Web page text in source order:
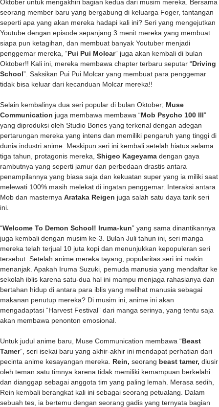
Oktober untuk mengakhiri bagian kedua dari musim mereka. Bersama
seorang member baru yang bergabung di keluarga Foger, tantangan
seperti apa yang akan mereka hadapi kali ini? Seri yang mengejutkan
Youtube dengan episode sepanjang 3 menit mereka yang membuat
siapa pun ketagihan, dan membuat banyak Youtuber menjadi
penggemar mereka, “Pui Pui Molcar” juga akan kembali di bulan
Oktober!! Kali ini, mereka membawa chapter terbaru seputar “Driving
School”. Saksikan Pui Pui Molcar yang membuat para penggemar
tidak bisa keluar dari kecanduan Molcar mereka!!
Selain kembalinya dua seri popular di bulan Oktober; Muse
Communication juga membawa membawa “Mob Psycho 100 III”
yang diproduksi oleh Studio Bones yang terkenal dengan adegan
pertarungan mereka yang intens dan memiliki pengaruh yang tinggi di
dunia industri anime. Meskipun seri ini kembali setelah hiatus selama
tiga tahun, protagonis mereka, Shigeo Kageyama dengan gaya
rambutnya yang seperti jamur dan perbedaan drastis antara
penampilannya yang biasa saja dan kekuatan super yang ia miliki saat
melewati 100% masih melekat di ingatan penggemar. Interaksi antara
Mob dan masternya Arataka Reigen juga salah satu daya tarik seri
ini.
“Welcome To Demon School! Iruma-kun” yang sama dinantikannya
juga kembali dengan musim ke-3. Bulan Juli tahun ini, seri manga
mereka telah terjual 10 juta kopi dan menunjukkan kepopuleran seri
tersebut. Setelah anime mereka tayang, popularitas seri ini makin
menanjak. Apakah Iruma Suzuki, pemuda manusia yang mendaftar ke
sekolah iblis karena satu-dua hal ini mampu menjaga rahasianya dan
bertahan hidup di antara para iblis yang melihat manusia sebagai
makanan penutup mereka? Di musim ini, anime ini akan
mengadaptasi “Harvest Festival” dari manga serinya, yang tentu saja
akan membawa penonton emosional.
Untuk judul anime baru, Muse Communication membawa “Beast
Tamer”, seri isekai baru yang akhir-akhir ini mendapat perhatian dari
pecinta anime kesayangan mereka. Rein, seorang beast tamer, diusir
oleh teman satu timnya karena tidak memiliki kemampuan berkelahi
dan dianggap sebagai anggota tim yang paling lemah. Merasa sedih,
Rein kembali berangkat kali ini sebagai seorang petualang. Dalam
sebuah tes, ia bertemu dengan seorang gadis yang ternyata bagian